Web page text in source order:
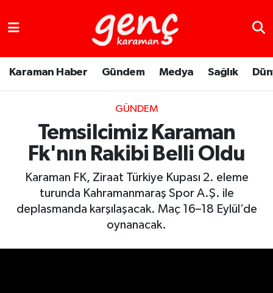
Karaman Haber Gündem Medya Sağlık
GÜNDEM
Temsilcimiz Karaman
Fk'nın Rakibi Belli Oldu
Karaman FK, Ziraat Türkiye Kupası 2. eleme
turunda Kahramanmaraş Spor A.Ş. ile
deplasmanda karşılaşacak. Maç 16–18 Eylül’de
oynanacak.